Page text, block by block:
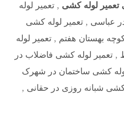
تعمیر لوله کشی ,تعمیر لوله
عباسی , تعمیر لوله کشی
بهستان هفتم , تعمیر لوله
, تعمیر لوله کشی فاضلاب در
کشی ساختمان در شهرک
کشی شبانه روزی در حقانی ,